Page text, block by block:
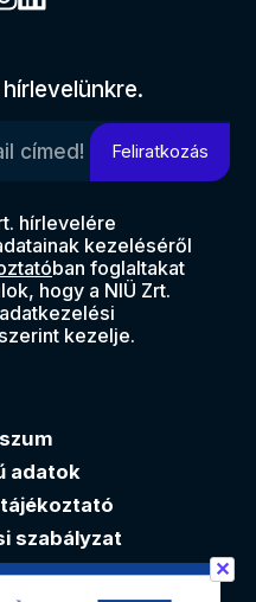
Feliratkozás
hírlevelére
kezeléséről
ban foglaltakat
hogy a NIÜ Zrt.
kezelje.
adatok
szabályzat
nyilatkozat
✕